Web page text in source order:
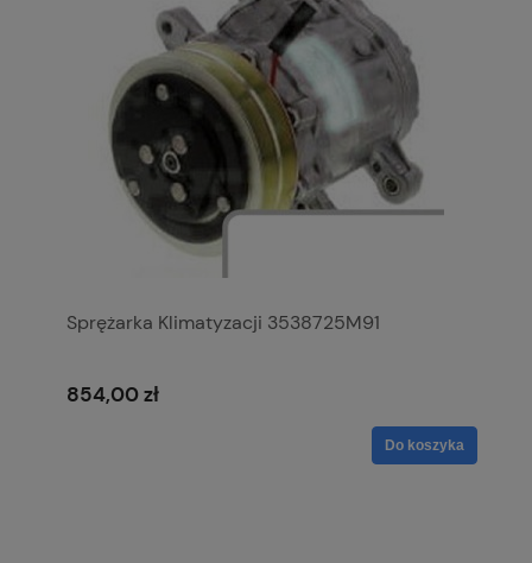
Sprężarka Klimatyzacji 3538725M91
854,00 zł
Do koszyka